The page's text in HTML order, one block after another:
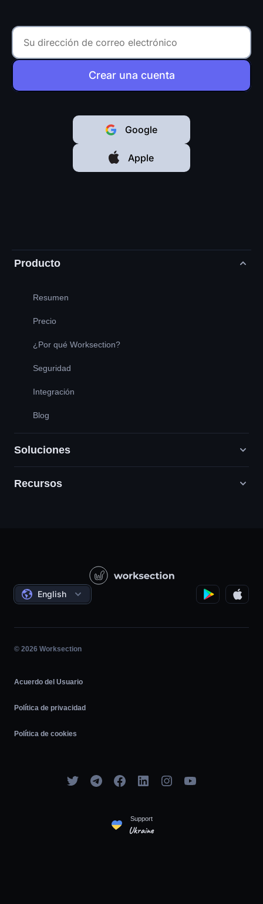
Crear una cuenta
Google
Apple
Producto
Resumen
Precio
¿Por qué Worksection?
Seguridad
Integración
Blog
Soluciones
Agencias de marketing digital
Proyectos sociales
Gestión de proyectos
Trabajo por horas
Ágil
Recursos
Lecciones en vídeo
Acuerdos
English
© 2026 Worksection
Acuerdo del Usuario
Política de privacidad
Política de cookies
Support
Ukraine